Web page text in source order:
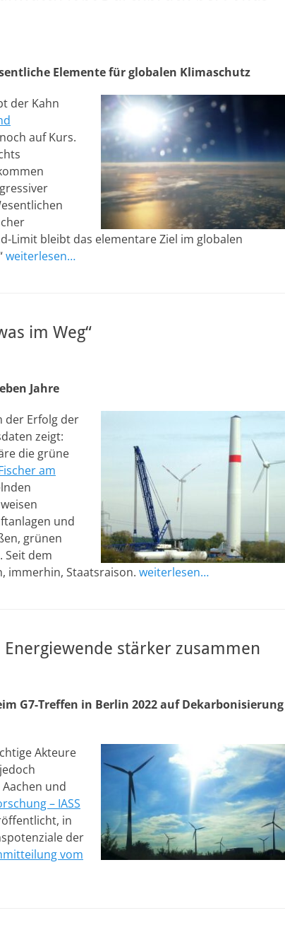
Elemente für globalen Klimaschutz
der Kahn
auf Kurs.
Limit bleibt das elementare Ziel im globalen
weiterlesen…
im Weg“
Jahre
der Erfolg der
zeigt:
die grüne
am
und
grünen
Seit dem
immerhin, Staatsraison. weiterlesen…
stärker zusammen
G7-Treffen in Berlin 2022 auf Dekarbonisierung
Akteure
und
– IASS
in
der
vom